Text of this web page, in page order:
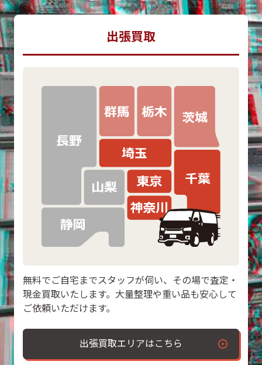
出張買取
無料でご自宅までスタッフが伺い、その場で査定・
現金買取いたします。大量整理や重い品も安心して
ご依頼いただけます。
出張買取エリアはこちら